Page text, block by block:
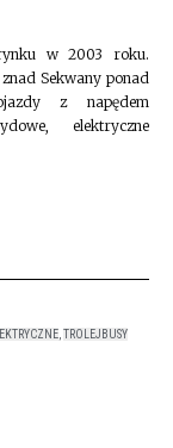
w 2003 roku.
Sekwany ponad
z napędem
elektryczne
TROLEJBUSY